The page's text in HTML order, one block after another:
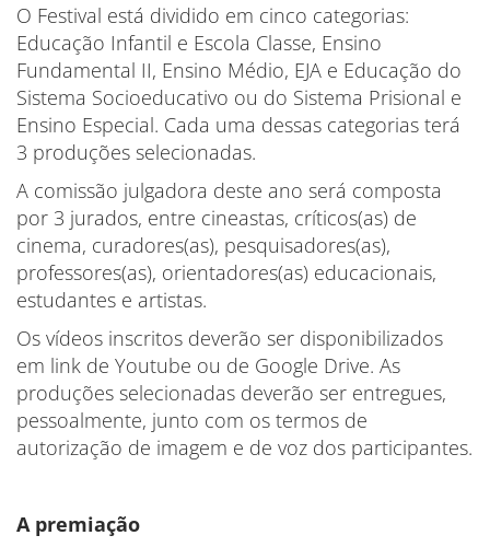
O Festival está dividido em cinco categorias:
Educação Infantil e Escola Classe, Ensino
Fundamental II, Ensino Médio, EJA e Educação do
Sistema Socioeducativo ou do Sistema Prisional e
Ensino Especial. Cada uma dessas categorias terá
3 produções selecionadas.
A comissão julgadora deste ano será composta
por 3 jurados, entre cineastas, críticos(as) de
cinema, curadores(as), pesquisadores(as),
professores(as), orientadores(as) educacionais,
estudantes e artistas.
Os vídeos inscritos deverão ser disponibilizados
em link de Youtube ou de Google Drive. As
produções selecionadas deverão ser entregues,
pessoalmente, junto com os termos de
autorização de imagem e de voz dos participantes.
A premiação